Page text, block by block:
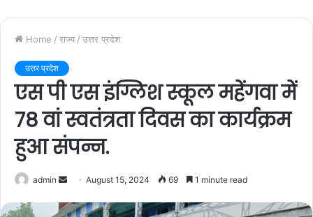
Home / राज्य / उत्तर प्रदेश
उत्तर प्रदेश
एस पी एस इंग्लिश स्कूल महेंगवा में
78 वां स्वतंत्रता दिवस का कार्यक्रम
हुआ संपन्न.
admin
n
August 15, 2024 69 1 minute read